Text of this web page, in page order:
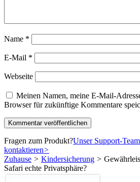
Name *
E-Mail *
Webseite
Meinen Namen, meine E-Mail-
Browser für zukünftige Kommentare
Fragen zum Produkt?Unser Support-
kontaktieren>
Zuhause > Kindersicherung >
Safari echte Privatsphäre?